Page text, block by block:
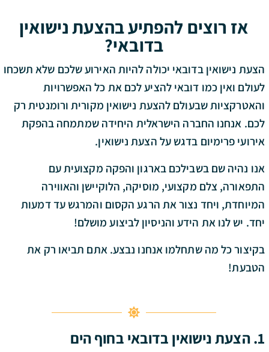
אז רוצים להפתיע בהצעת נישואין
בדובאי?
הצעת נישואין בדובאי יכולה להיות האירוע שלכם שלא תשכחו
לעולם ואין כמו דובאי להציע לכם את כל האפשרויות
והאטרקציות שבעולם להצעת נישואין מקורית ורומנטית רק
לכם. אנחנו החברה הישראלית היחידה שמתמחה בהפקת
אירועי פרימיום בדגש על הצעת נישואין.
אנו נהיה שם בשבילכם בארגון והפקה מקצועית עם
התפאורה, צלם מקצועי, מוסיקה, הלוקיישן והאווירה
המיוחדת, ויחד נצור את הרגע הקסום והמרגש עד דמעות
יחד. יש לנו את הידע והניסיון לביצוע מושלם!
בקיצור כל מה שתחלמו אנחנו נבצע. אתם תביאו רק את
הטבעת!
1. הצעת נישואין בדובאי בחוף הים